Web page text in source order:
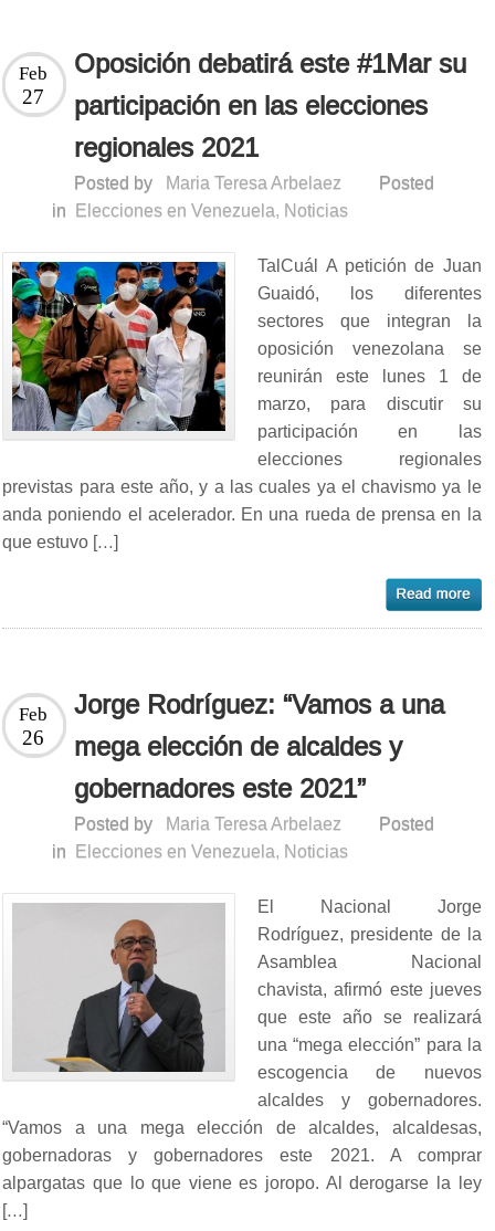
Oposición debatirá este #1Mar su
participación en las elecciones
regionales 2021
Feb
27
Posted by Maria Teresa Arbelaez
Posted
in
Elecciones en Venezuela, Noticias
TalCuál A petición de Juan
Guaidó, los diferentes
sectores que integran la
oposición venezolana se
reunirán este lunes 1 de
marzo, para discutir su
participación en las
elecciones regionales
previstas para este año, y a las cuales ya el chavismo ya le
anda poniendo el acelerador. En una rueda de prensa en la
que estuvo […]
Jorge Rodríguez: “Vamos a una
mega elección de alcaldes y
gobernadores este 2021”
Feb
26
Posted by Maria Teresa Arbelaez
Posted
in
Elecciones en Venezuela, Noticias
El Nacional Jorge
Rodríguez, presidente de la
Asamblea Nacional
chavista, afirmó este jueves
que este año se realizará
una “mega elección” para la
escogencia de nuevos
alcaldes y gobernadores.
“Vamos a una mega elección de alcaldes, alcaldesas,
gobernadoras y gobernadores este 2021. A comprar
alpargatas que lo que viene es joropo. Al derogarse la ley
[…]